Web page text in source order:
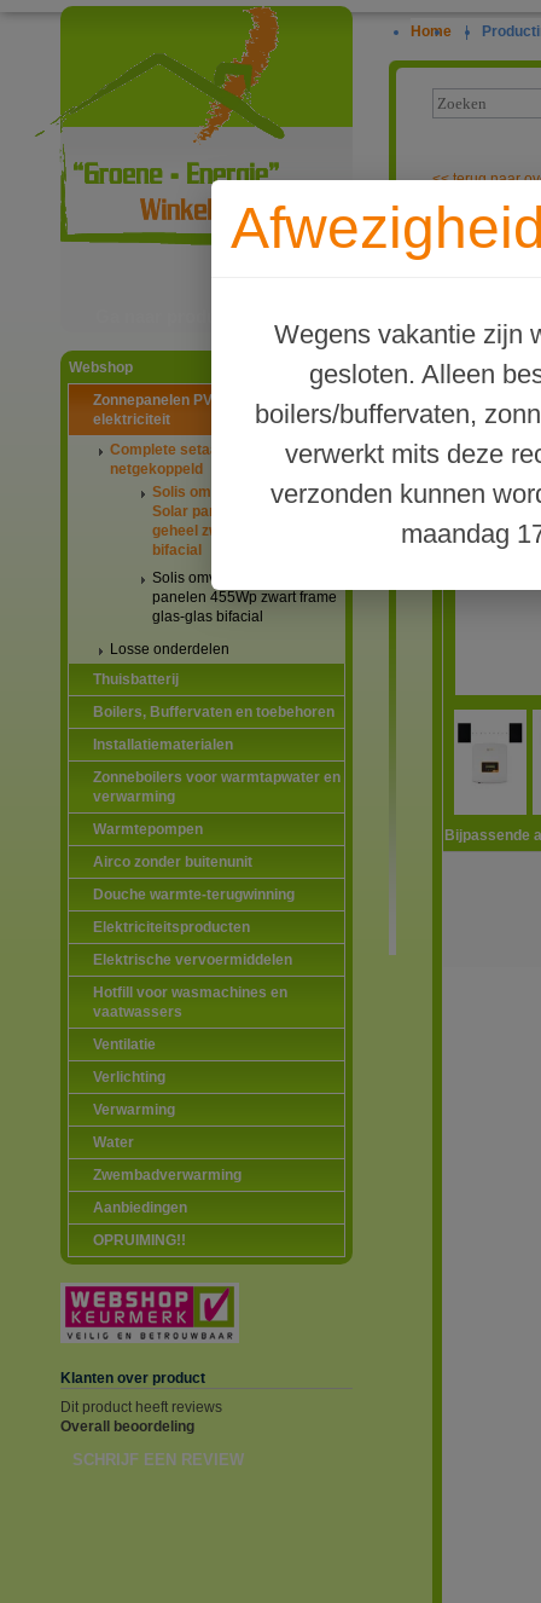
Webshop
Zonnepanelen PV-systemen
elektriciteit
Complete setaanbiedingen
netgekoppeld
Solis omvormers & JA
Solar panelen 445Wp
geheel zwart glas-glas
bifacial
Solis omvormers & JA Solar
panelen 455Wp zwart frame
glas-glas bifacial
Losse onderdelen
Thuisbatterij
Boilers, Buffervaten en toebehoren
Installatiematerialen
Zonneboilers voor warmtapwater en
verwarming
Warmtepompen
Airco zonder buitenunit
Douche warmte-terugwinning
Elektriciteitsproducten
Elektrische vervoermiddelen
Hotfill voor wasmachines en
vaatwassers
Ventilatie
Verlichting
Verwarming
Water
Zwembadverwarming
Aanbiedingen
OPRUIMING!!
Klanten over product
Dit product heeft reviews
Overall beoordeling
SCHRIJF EEN REVIEW
Home |
Wegens vakantie zijn
gesloten. Alleen
boilers/buffervaten,
verwerkt mits deze
verzonden kunnen
maandag
<<terug naar
PV-systeem
Bijpassende